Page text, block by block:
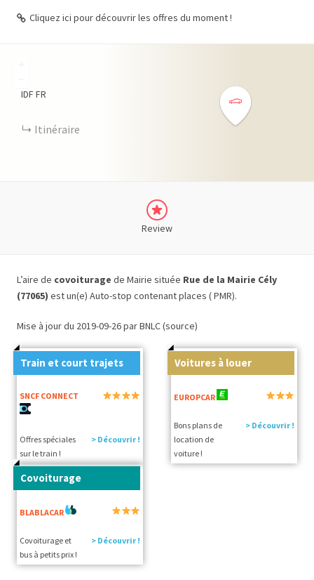
Cliquez ici pour découvrir les offres du moment !
IDF FR
Itinéraire
Review
L’aire de covoiturage de Mairie située Rue de la Mairie Cély
(77065) est un(e) Auto-stop contenant places ( PMR).
Mise à jour du 2019-09-26 par BNLC (source)
Train et court trajets
SNCF CONNECT
Offres spéciales
sur le train !
> Découvrir !
Voitures à louer
EUROPCAR
Bons plans de
location de
voiture !
> Découvrir !
Covoiturage
BLABLACAR
Covoiturage et
bus à petits prix !
> Découvrir !